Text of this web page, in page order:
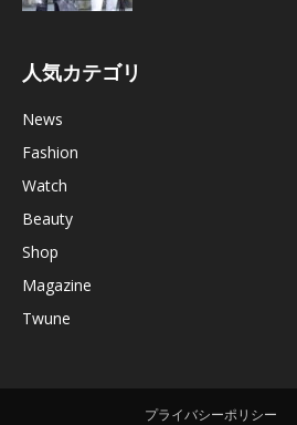
人気カテゴリ
News
Fashion
Watch
Beauty
Shop
Magazine
Twune
プライバシーポリシー